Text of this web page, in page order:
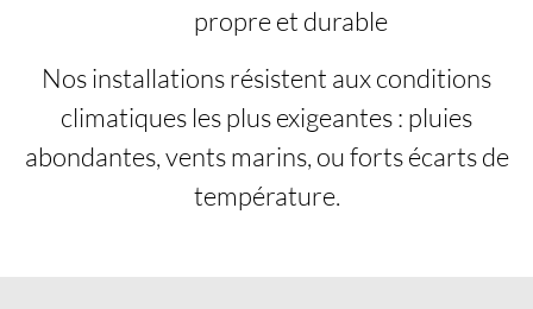
propre et durable
Nos installations résistent aux conditions
climatiques les plus exigeantes : pluies
abondantes, vents marins, ou forts écarts de
température.